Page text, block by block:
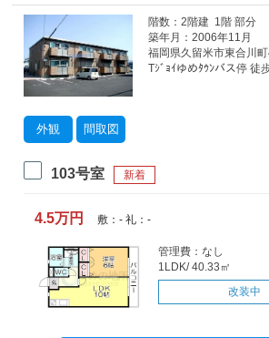
外観 間取図
階数：2階建 1階 部分
築年月：2006年11月
福岡県久留米市東合川
Tｼﾞｮｲゆめﾀｳﾝバス停 徒
103号室 新着
4.5万円 敷：- 礼：-
管理費：なし
1LDK/ 40.33㎡
改装中